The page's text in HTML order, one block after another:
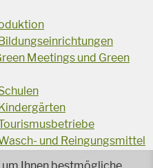
Meetings und Green
und Reingungsmittel